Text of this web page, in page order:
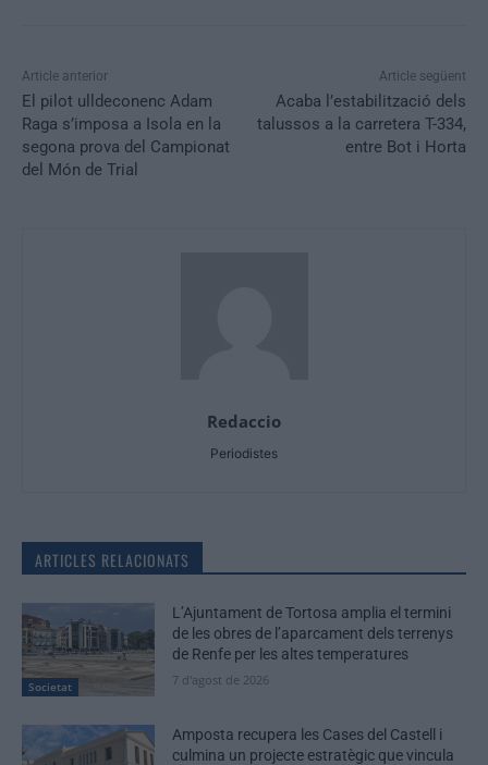
Article anterior
El pilot ulldeconenc Adam
Raga s’imposa a Isola en la
segona prova del Campionat
del Món de Trial
Article següent
Acaba l’estabilització dels
talussos a la carretera T-334,
entre Bot i Horta
Redaccio
Periodistes
ARTICLES RELACIONATS
Societat
L’Ajuntament de Tortosa amplia el termini
de les obres de l’aparcament dels terrenys
de Renfe per les altes temperatures
7 d'agost de 2026
Amposta recupera les Cases del Castell i
culmina un projecte estratègic que vincula